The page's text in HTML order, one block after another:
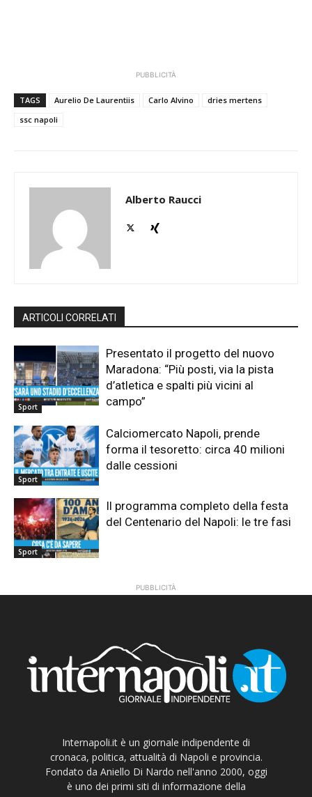
PUBBLICITÀ
TAGS Aurelio De Laurentiis Carlo Alvino
dries mertens
ssc napoli
Alberto Raucci
ARTICOLI CORRELATI
Sport
Presentato il progetto del nuovo
Maradona: “Più posti, via la pista
d’atletica e spalti più vicini al
campo”
Sport
Calciomercato Napoli, prende
forma il tesoretto: circa 40 milioni
dalle cessioni
Sport
Il programma completo della festa
del Centenario del Napoli: le tre fasi
PUBBLICITÀ
Internapoli.it è un giornale indipendente di
cronaca, politica, attualità di Napoli e provincia.
Fondato da Aniello Di Nardo nell'anno 2000, oggi
è uno dei primi siti di informazione della